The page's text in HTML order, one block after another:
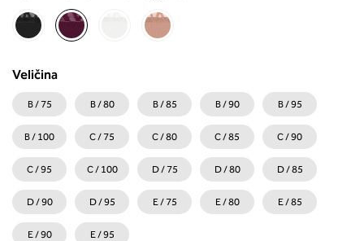
Veličina
B / 75 B / 80 B / 85 B / 90 B / 95
B / 100 C / 75 C / 80 C / 85 C / 90
C / 95 C / 100 D / 75 D / 80 D / 85
D / 90 D / 95 E / 75 E / 80 E / 85
E / 90 E / 95